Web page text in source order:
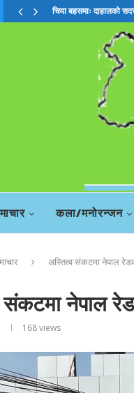
चिया बहसमाः दाहालको
कला/मनोरन्जन
अस्तित्व संकटमा नेपाल
संकटमा नेपाल
168views